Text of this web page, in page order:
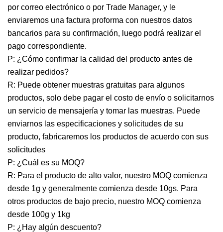
por correo electrónico o por Trade Manager, y le
enviaremos una factura proforma con nuestros datos
bancarios para su confirmación, luego podrá realizar el
pago correspondiente.
P: ¿Cómo confirmar la calidad del producto antes de
realizar pedidos?
R: Puede obtener muestras gratuitas para algunos
productos, solo debe pagar el costo de envío o solicitarnos
un servicio de mensajería y tomar las muestras. Puede
enviarnos las especificaciones y solicitudes de su
producto, fabricaremos los productos de acuerdo con sus
solicitudes
P: ¿Cuál es su MOQ?
R: Para el producto de alto valor, nuestro MOQ comienza
desde 1g y generalmente comienza desde 10gs. Para
otros productos de bajo precio, nuestro MOQ comienza
desde 100g y 1kg
P: ¿Hay algún descuento?